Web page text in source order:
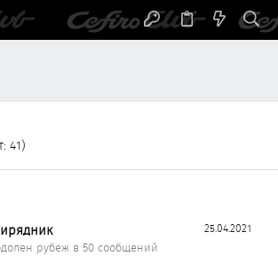
41)
25.04.2021
рубеж в 50 сообщений